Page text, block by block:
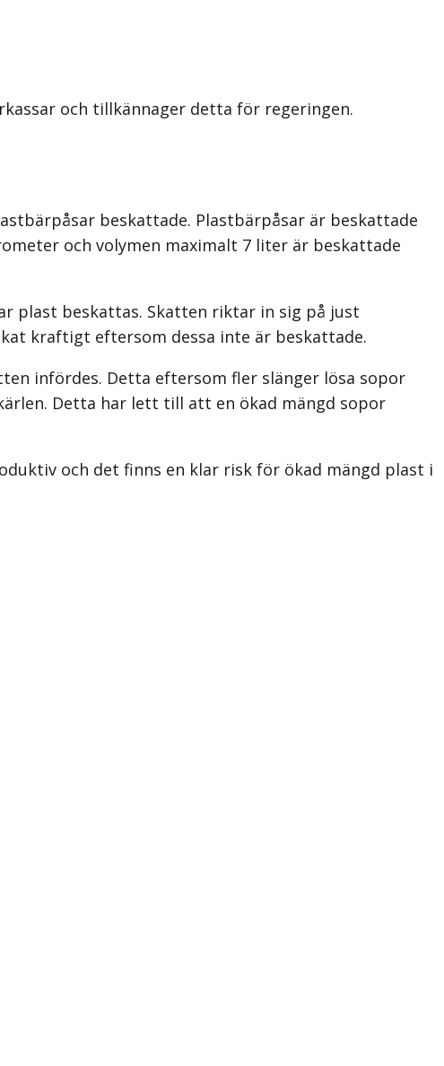
och tillkännager detta för regeringen.
beskattade. Plastbärpåsar är beskattade
och voly­men maximalt 7 liter är beskattade
plast beskattas. Skatten riktar in sig på just
kraftigt eftersom dessa inte är beskattade.
infördes. Detta eftersom fler slänger lösa sopor
Detta har lett till att en ökad mängd sopor
och det finns en klar risk för ökad mängd plast i